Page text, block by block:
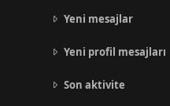
Yeni mesajlar
Yeni profil mesajları
Son aktivite